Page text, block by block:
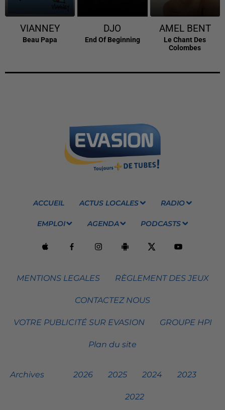
VIANNEY
Beau Papa
DJO
End Of Beginning
AMEL BENT
Le Chant Des
Colombes
ACCUEIL ACTUS LOCALES RADIO
EMPLOI AGENDA PODCASTS
MENTIONS LEGALES RÈGLEMENT DES JEUX
CONTACTEZ NOUS
VOTRE PUBLICITÉ SUR EVASION GROUPE HPI
Plan du site
Archives 2026 2025 2024 2023
2022